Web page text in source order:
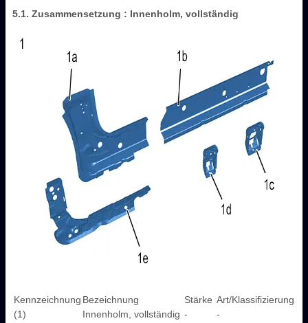
5.1. Zusammensetzung : Innenholm, vollständig
Kennzeichnung Bezeichnung Stärke Art/Klassifizierung
(1)
Innenholm, vollständig -
-